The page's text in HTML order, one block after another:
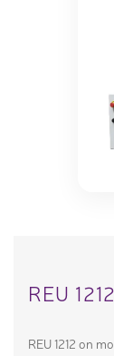
REU 1212
REU 1212 on